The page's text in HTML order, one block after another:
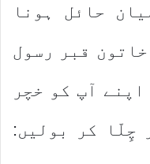
حائل ہونا
قبر رسول
آپ کو خچر
چِلّا کر بولیں: